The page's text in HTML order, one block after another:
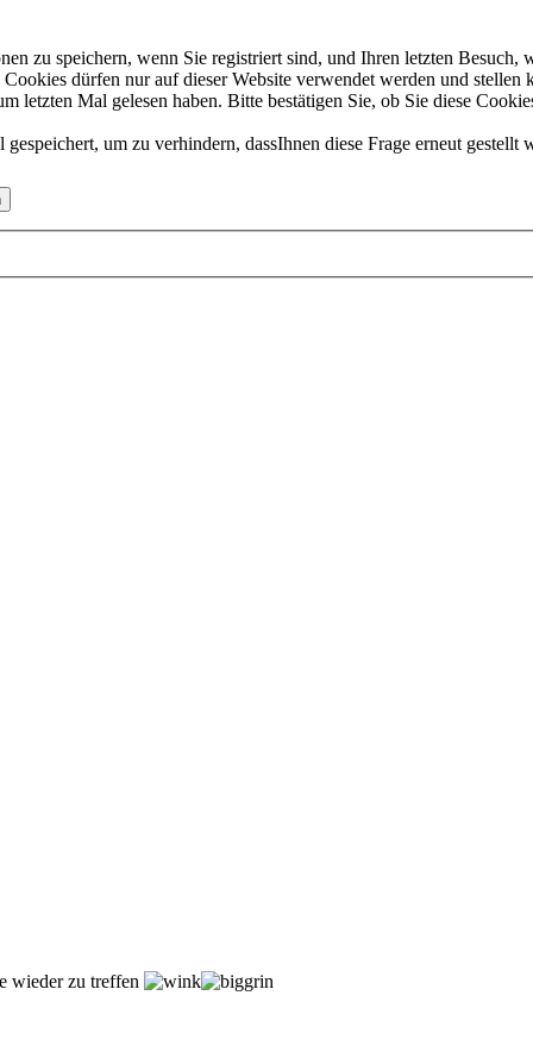
zu speichern, wenn Sie registriert sind, und Ihren letzten
dürfen nur auf dieser Website verwendet werden und
letzten Mal gelesen haben. Bitte bestätigen Sie, ob Sie diese
um zu verhindern, dassIhnen diese Frage erneut
wieder zu treffen